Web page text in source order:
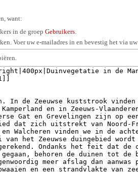
want:
in de groep Gebruikers.
Voer uw e-mailadres in en bevestig het via uw